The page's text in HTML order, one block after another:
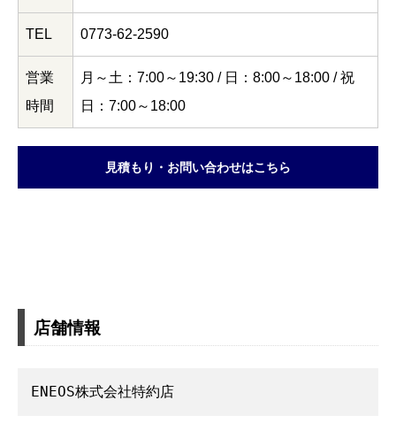
TEL 0773-62-2590
営業
時間
月～土：7:00～19:30 / 日：8:00～18:00 / 祝
日：7:00～18:00
見積もり・お問い合わせはこちら
店舗情報
ENEOS株式会社特約店